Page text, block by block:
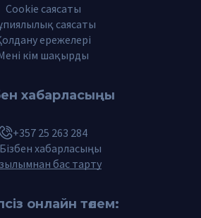
Cookie саясаты
саясаты
ережелері
кім шақырды
хабарласыңы
+357 25 263 284
хабарласыңы
бас тарту
онлайн төлем: